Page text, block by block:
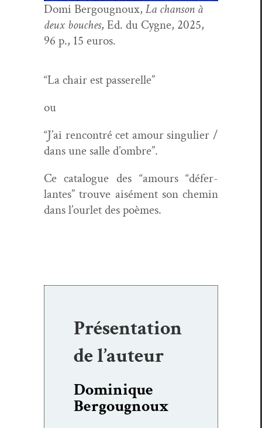
Domi Bergoug­noux, La chan­son à
deux bouch­es, Ed. du Cygne, 2025,
96 p., 15 euros.
“La chair est passerelle”
ou
“J’ai ren­con­tré cet amour sin­guli­er /
dans une salle d’ombre”.
Ce cat­a­logue des “amours “défer­
lantes” trou­ve aisé­ment son chemin
dans l’ourlet des poèmes.
Présentation
de l’auteur
Dominique
Bergougnoux